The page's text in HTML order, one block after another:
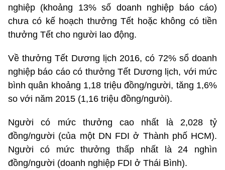
nghiệp (khoảng 13% số doanh nghiệp báo cáo)
chưa có kế hoạch thưởng Tết hoặc không có tiền
thưởng Tết cho người lao động.
Về thưởng Tết Dương lịch 2016, có 72% sổ doanh
nghiệp báo cáo có thưởng Tết Dương lịch, với mức
bình quân khoảng 1,18 triệu đồng/người, tăng 1,6%
so với năm 2015 (1,16 triệu đồng/ngưòi).
Người có mức thưởng cao nhất là 2,028 tỷ
đồng/người (của một DN FDI ở Thành phố HCM).
Người có mức thưởng thấp nhất là 24 nghìn
đồng/người (doanh nghiệp FDI ở Thái Bình).